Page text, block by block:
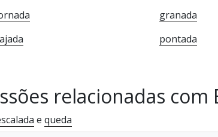
granada
pontada
relacionadas com
e queda